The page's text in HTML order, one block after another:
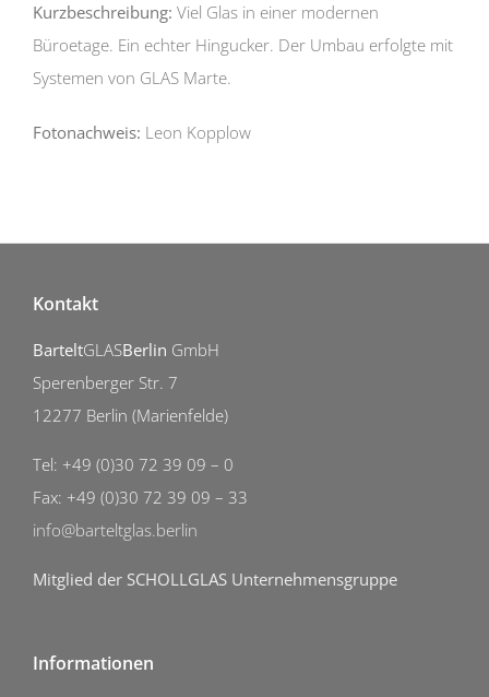
Kurzbeschreibung: Viel Glas in einer modernen
Büroetage. Ein echter Hingucker. Der Umbau erfolgte mit
Systemen von GLAS Marte.
Fotonachweis: Leon Kopplow
Kontakt
BarteltGLASBerlin GmbH
Sperenberger Str. 7
12277 Berlin (Marienfelde)
Tel: +49 (0)30 72 39 09 – 0
Fax: +49 (0)30 72 39 09 – 33
info@barteltglas.berlin
Mitglied der SCHOLLGLAS Unternehmensgruppe
Informationen